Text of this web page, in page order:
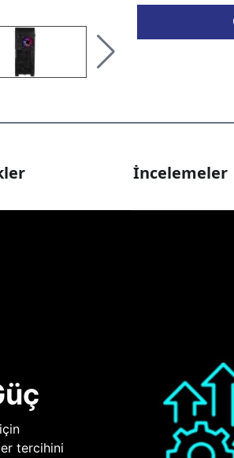
İncelemeler
tercihini